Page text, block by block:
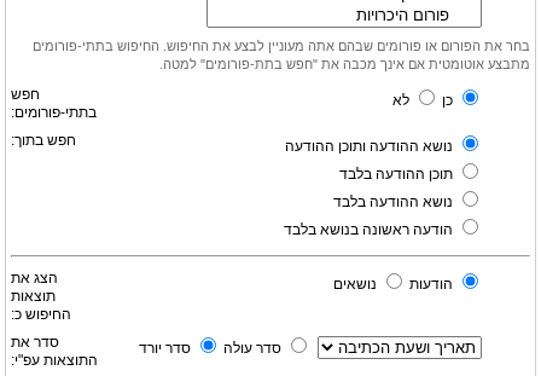
בחר את הפורום או פורומים שבהם אתה מעוניין לבצע את החיפוש. החיפוש בתתי-פורומים
מתבצע אוטומטית אם אינך מכבה את "חפש בתת-פורומים" למטה.
חפש
בתתי-פורומים:
כן לא
חפש בתוך:
נושא ההודעה ותוכן ההודעה
תוכן ההודעה בלבד
נושא ההודעה בלבד
הודעה ראשונה בנושא בלבד
הצג את
תוצאות
החיפוש כ:
הודעות נושאים
סדר את
התוצאות עפ"י:
סדר עולה סדר יורד